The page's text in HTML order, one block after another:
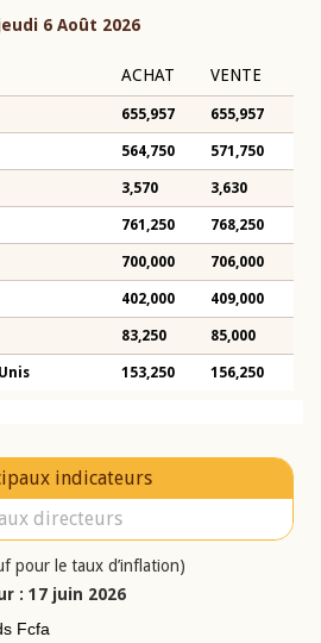
6 Août 2026
ACHAT VENTE
655,957 655,957
564,750 571,750
3,570 3,630
761,250 768,250
700,000 706,000
402,000 409,000
83,250 85,000
153,250 156,250
indicateurs
directeurs
pour le taux d’inflation)
: 17 juin 2026
Fcfa